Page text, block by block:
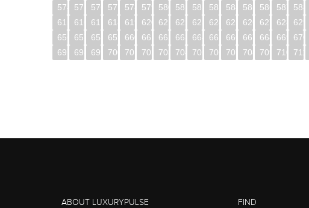
574
575 576 577 578 579 580 581 582 583 584 585 586 587 588
615
616 617 618 619 620 621 622 623 624 625 626 627 628 629
656
657 658 659 660 661 662 663 664 665 666 667 668 669 670
697
698 699 700 701 702 703 704 705 706 707 708 709 710 711
ABOUT LUXURYPULSE FIND